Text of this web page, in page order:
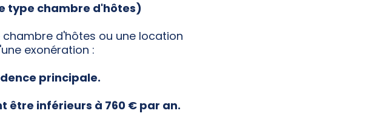
type chambre d'hôtes)
d'hôtes ou une location
exonération :
principale.
être inférieurs à 760 € par an.